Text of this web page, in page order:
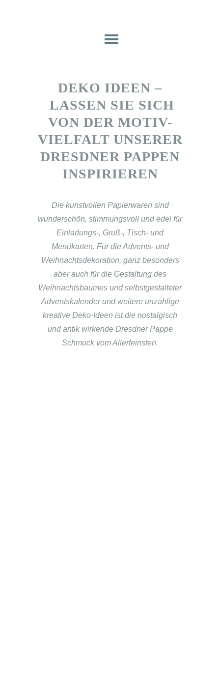
DEKO IDEEN –
LASSEN SIE SICH
VON DER MOTIV-
VIELFALT UNSERER
DRESDNER PAPPEN
INSPIRIEREN
Die kunstvollen Papierwaren sind
wunderschön, stimmungsvoll und edel für
Einladungs-, Gruß-, Tisch- und
Menükarten. Für die Advents- und
Weihnachtsdekoration, ganz besonders
aber auch für die Gestaltung des
Weihnachtsbaumes und selbstgestalteter
Adventskalender und weitere unzählige
kreative Deko-Ideen ist die nostalgisch
und antik wirkende Dresdner Pappe
Schmuck vom Allerfeinsten.